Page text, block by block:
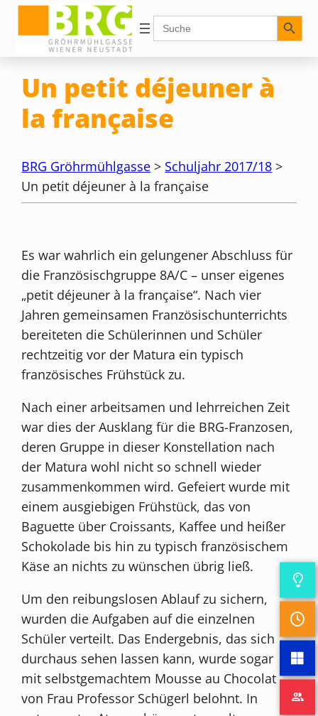
Inhalt
springen
Search
for:
Search Button
Un petit déjeuner à
la française
BRG Gröhrmühlgasse > Schuljahr 2017/18 >
Un petit déjeuner à la française
Es war wahrlich ein gelungener Abschluss für
die Französischgruppe 8A/C – unser eigenes
„petit déjeuner à la française“. Nach vier
Jahren gemeinsamen Französischunterrichts
bereiteten die Schülerinnen und Schüler
rechtzeitig vor der Matura ein typisch
französisches Frühstück zu.
Nach einer arbeitsamen und lehrreichen Zeit
war dies der Ausklang für die BRG-Franzosen,
deren Gruppe in dieser Konstellation nach
der Matura wohl nicht so schnell wieder
zusammenkommen wird. Gefeiert wurde mit
einem ausgiebigen Frühstück, das von
Baguette über Croissants, Kaffee und heißer
Schokolade bis hin zu typisch französischem
Käse an nichts zu wünschen übrig ließ.
Um den reibungslosen Ablauf zu sichern,
wurden die Aufgaben auf die einzelnen
Schüler verteilt. Das Endergebnis, das sich
durchaus sehen lassen kann, wurde sogar
mit selbstgemachtem Mousse au Chocolat
von Frau Professor Schügerl belohnt. In